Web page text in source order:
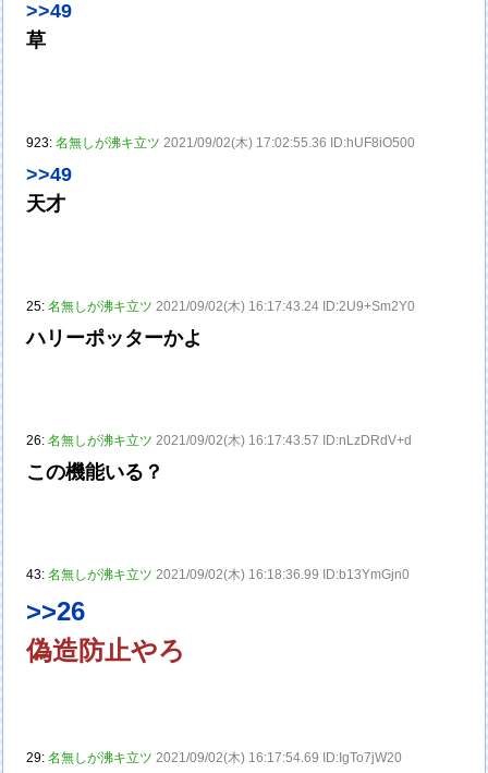
>>49
草
923:名無しが沸キ立ツ 2021/09/02(木) 17:02:55.36 ID:hUF8iO500
>>49
天才
25:名無しが沸キ立ツ 2021/09/02(木) 16:17:43.24 ID:2U9+Sm2Y0
ハリーポッターかよ
26:名無しが沸キ立ツ 2021/09/02(木) 16:17:43.57 ID:nLzDRdV+d
この機能いる？
43:名無しが沸キ立ツ 2021/09/02(木) 16:18:36.99 ID:b13YmGjn0
>>26
偽造防止やろ
29:名無しが沸キ立ツ 2021/09/02(木) 16:17:54.69 ID:IgTo7jW20